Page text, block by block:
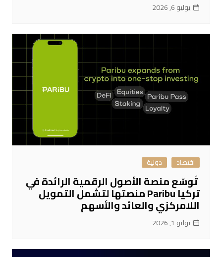
يوليو 6, 2026
اقتصاد دولية
تُوسّع منصة الأصول الرقمية الرائدة في
تركيا Paribu منصتها لتشمل التمويل
اللامركزي والعائد والأسهم
يوليو 1, 2026